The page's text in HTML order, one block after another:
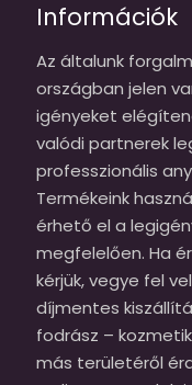
Információk
Az általunk
országban jelen
igényeket
valódi partnerek
professzionális
Termékeink
érhető el a
megfelelően. Ha
kérjük, vegye fel
díjmentes
fodrász –
más területéről